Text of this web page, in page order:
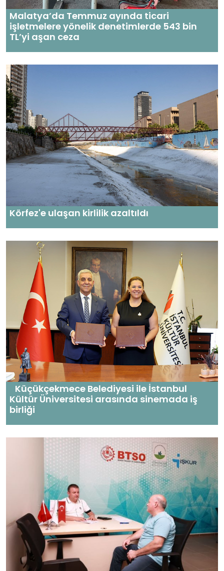
Malatya’da Temmuz ayında ticari
işletmelere yönelik denetimlerde 543 bin
TL’yi aşan ceza
Körfez'e ulaşan kirlilik azaltıldı
Küçükçekmece Belediyesi ile İstanbul
Kültür Üniversitesi arasında sinemada iş
birliği